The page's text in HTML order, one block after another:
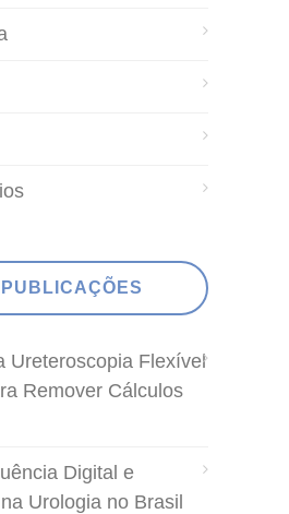
Ureteroscopia Flexível
Remover Cálculos
Digital e
Urologia no Brasil